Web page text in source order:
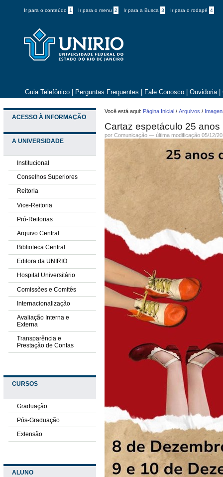
Ir para o conteúdo 1 Ir para o menu 2 Ir para a Busca 3 Ir para o rodapé 4
Guia Telefônico Perguntas Frequentes Fale Conosco Ouvidoria
ACESSO À INFORMAÇÃO
A UNIVERSIDADE
Institucional
Conselhos Superiores
Reitoria
Vice-Reitoria
Pró-Reitorias
Arquivo Central
Biblioteca Central
Editora da UNIRIO
Hospital Universitário
Comissões e Comitês
Internacionalização
Avaliação Interna e
Externa
Transparência e
Prestação de Contas
CURSOS
Graduação
Pós-Graduação
Extensão
ALUNO
Você está aqui: Página Inicial /Arquivos /
Cartaz espetáculo 25
porComunicação —última modificação 05/12/